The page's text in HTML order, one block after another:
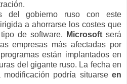
del gobierno ruso con este
a ahorrarse los costes que
de software.
Microsoft será
empresas más afectadas por
están implantados en
del gigante ruso. La fecha en
podría situarse en